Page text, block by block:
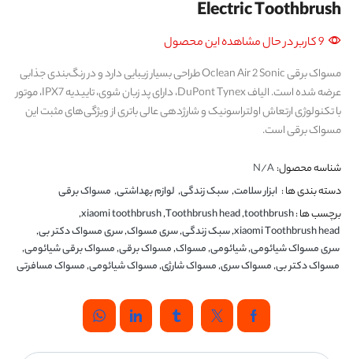
Electric Toothbrush
9 کاربر در حال مشاهده این محصول
مسواک برقی Oclean Air 2 Sonic طراحی بسیار زیبایی دارد و در رنگ‌بندی جذابی
عرضه شده است. الیاف DuPont Tynex، دارای پد زبان‌ شوی، تاییدیه IPX7، موتور
با تکنولوژی ارتعاش اولتراسونیک و شارژدهی عالی باتری از ویژگی‌های مثبت این
مسواک برقی است.
شناسه محصول:N/A
دسته بندی ها : ابزار سلامت,سبک زندگی, لوازم بهداشتی, مسواک برقی
برچسب ها :toothbrush
,
Toothbrush head
,
xiaomi toothbrush
,
xiaomi Toothbrush head
,سبک زندگی,سری مسواک,سری مسواک دکتر بی,
سری مسواک شیائومی,شیائومی,مسواک,مسواک برقی,مسواک برقی شیائومی,
مسواک دکتر بی,مسواک سری,مسواک شارژی,مسواک شیائومی,مسواک مسافرتی